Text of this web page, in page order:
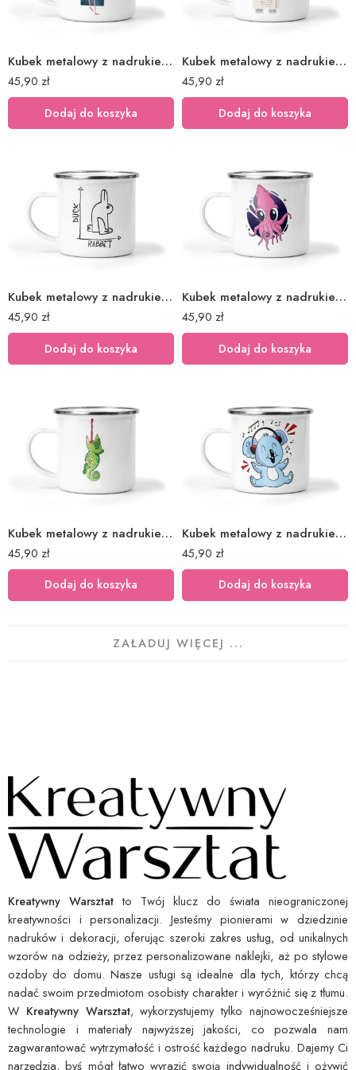
Kubek metalowy z nadrukiem flaming
45,90 zł
Dodaj do koszyka
Kubek metalowy z nadrukiem hipopotam optyk
45,90 zł
Dodaj do koszyka
Kubek metalowy z nadrukiem kaczka czy królik?
45,90 zł
Dodaj do koszyka
Kubek metalowy z nadrukiem kałamarnica
45,90 zł
Dodaj do koszyka
Kubek metalowy z nadrukiem kameleon
45,90 zł
Dodaj do koszyka
Kubek metalowy z nadrukiem koala
45,90 zł
Dodaj do koszyka
ZAŁADUJ WIĘCEJ ...
Kreatywny Warsztat to Twój klucz do świata nieograniczonej
kreatywności i personalizacji. Jesteśmy pionierami w dziedzinie
nadruków i dekoracji, oferując szeroki zakres usług, od unikalnych
wzorów na odzieży, przez personalizowane naklejki, aż po stylowe
ozdoby do domu. Nasze usługi są idealne dla tych, którzy chcą
nadać swoim przedmiotom osobisty charakter i wyróżnić się z tłumu.
W Kreatywny Warsztat, wykorzystujemy tylko najnowocześniejsze
technologie i materiały najwyższej jakości, co pozwala nam
zagwarantować wytrzymałość i ostrość każdego nadruku. Dajemy Ci
narzędzia, byś mógł łatwo wyrazić swoją indywidualność i ożywić